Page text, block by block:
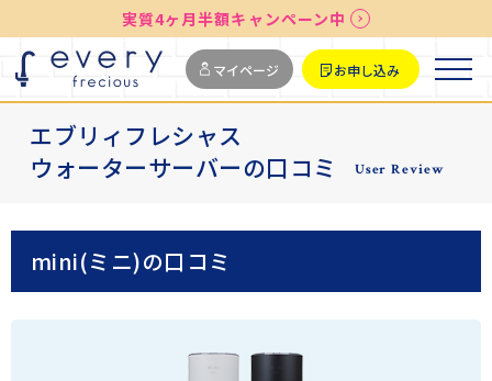
送料無料
最短お届け7日後
実質4ヶ月半額キャンペーン中
マイページ お申し込み
エブリィフレシャス
ウォーターサーバーの口コミ
User Review
mini(ミニ)の口コミ